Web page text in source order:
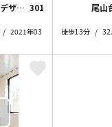
尾山台 遊び心を刺激するデザイナーズ 301
2021年03
尾山
徒歩13分